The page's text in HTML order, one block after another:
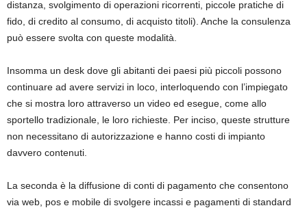
distanza, svolgimento di operazioni ricorrenti, piccole pratiche di
fido, di credito al consumo, di acquisto titoli). Anche la consulenza
può essere svolta con queste modalità.
Insomma un desk dove gli abitanti dei paesi più piccoli possono
continuare ad avere servizi in loco, interloquendo con l’impiegato
che si mostra loro attraverso un video ed esegue, come allo
sportello tradizionale, le loro richieste. Per inciso, queste strutture
non necessitano di autorizzazione e hanno costi di impianto
davvero contenuti.
La seconda è la diffusione di conti di pagamento che consentono
via web, pos e mobile di svolgere incassi e pagamenti di standard